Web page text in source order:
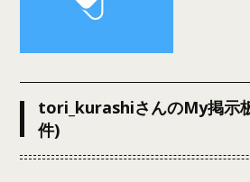
tori_kurashiさんのMy掲示
件)